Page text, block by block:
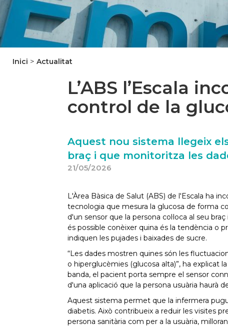
Inici > Actualitat
L’ABS l’Escala
control de la
Aquest nou sistema llegeix
braç i que monitoritza les
21/05/2026
L'Àrea Bàsica de Salut (ABS) de l'Escala ha
tecnologia que mesura la glucosa de forma
d'un sensor que la persona col·loca al seu
és possible conèixer quina és la tendència o
indiquen les pujades i baixades de sucre.
“Les dades mostren quines són les
o hiperglucèmies (glucosa alta)”, ha explicat
banda, el pacient porta sempre el sensor
d'una aplicació que la persona usuària haurà
Aquest sistema permet que la infermera
diabetis. Això contribueix a reduir les visites
persona sanitària com per a la usuària,